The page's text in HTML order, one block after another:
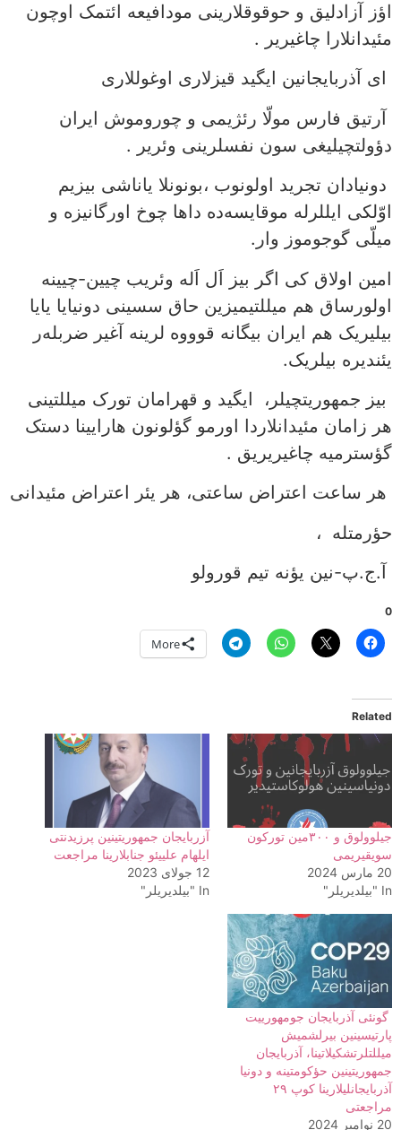
اؤز آزادلیق و حوقوقلارینی مودافیعه ائتمک اوچون
مئیدانلارا چاغیریر .
ای آذربایجانین ایگید قیزلاری اوغوللاری
آرتیق فارس مولّا رئژیمی و چوروموش ایران
دؤولتچیلیغی سون نفسلرینی وئریر .
دونیادان تجرید اولونوب ،بونونلا یاناشی بیزیم
اوّلکی ایللرله موقایسه‌ده داها چوخ اورگانیزه و
میلّی گوجوموز وار.
امین اولاق کی اگر بیز اَل اَله وئریب چیین-چیینه
اولورساق هم میللتیمیزین حاق سسینی دونیایا یایا
بیلیریک هم ایران بیگانه قوووه لرینه آغیر ضربله‌ر
یئندیره بیلریک.
بیز جمهوریتچیلر، ایگید و قهرامان تورک میللتینی
هر زامان مئیدانلاردا اورمو گؤلونون هارایینا دستک
گؤسترمیه چاغیریریق .
هر ساعت اعتراض ساعتی، هر یئر اعتراض مئیدانی
حؤرمتله ،
آ.ج.پ-نین یؤنه تیم قورولو
0
More
Related
جیلوولوق و ۳۰۰مین تورکون
سویقیریمی
20 مارس 2024
In "بیلدیریلر"
آزربایجان جمهوریتینین پرزیدنتی
ایلهام علییئو جنابلارینا مراجعت
12 جولای 2023
In "بیلدیریلر"
گونئی آذربایجان جومهورییت
پارتیسینین بیرلشمیش
میللتلرتشکیلاتینا، آذربایجان
جمهوریتینین حؤکومتینه و دونیا
آذربایجانلیلارینا کوپ ۲۹
مراجعتی
20 نوامبر 2024